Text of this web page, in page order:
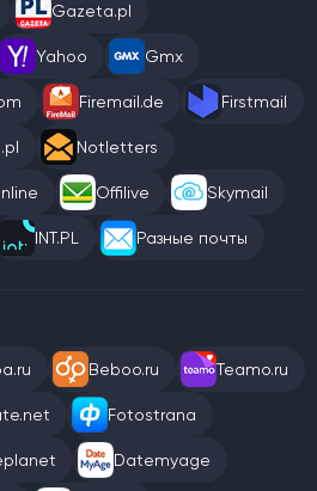
Gazeta.pl
Yahoo Gmx
Firemail.de Firstmail
Notletters
Offilive Skymail
INT.PL Разные почты
Beboo.ru Teamo.ru
Fotostrana
Datemyage